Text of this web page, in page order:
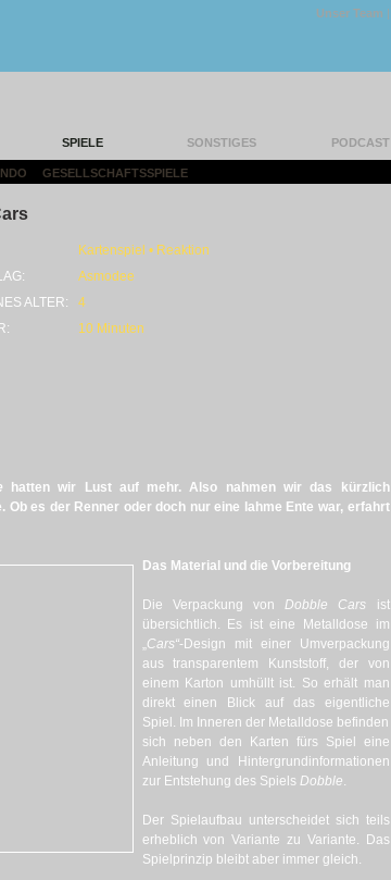
Unser Team |
SPIELE SONSTIGES PODCAST
GESELLSCHAFTSSPIELE
Kartenspiel • Reaktion
Asmodee
ALTER:
4
10 Minuten
hatten wir Lust auf mehr. Also nahmen wir das kürzlich
Ob es der Renner oder doch nur eine lahme Ente war, erfahrt
Das Material und die Vorbereitung
Die Verpackung vonDobble Cars
ist
übersichtlich. Es ist eine Metalldose im
„Cars“-Design mit einer Umverpackung
aus transparentem Kunststoff, der von
einem Karton umhüllt ist. So erhält man
direkt einen Blick auf das eigentliche
Spiel. Im Inneren der Metalldose befinden
sich neben den Karten fürs Spiel eine
Anleitung und Hintergrundinformationen
zur Entstehung des Spiels Dobble.
Der Spielaufbau unterscheidet sich teils
erheblich von Variante zu Variante. Das
Spielprinzip bleibt aber immer gleich.